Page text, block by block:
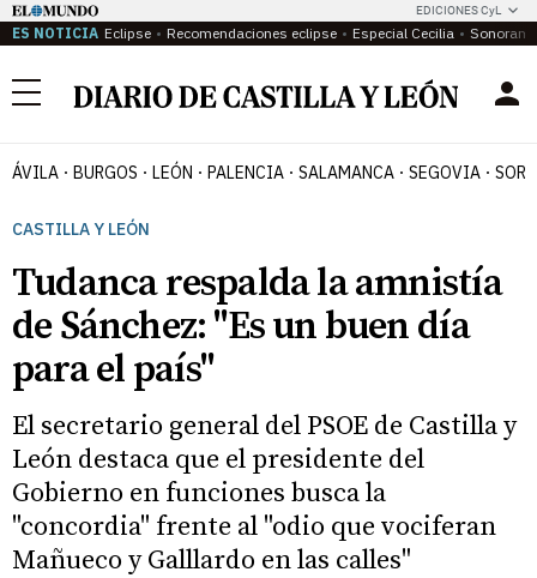
EDICIONES CyL
ES NOTICIA Eclipse Recomendaciones eclipse Especial Cecilia
Menú
ÁVILA BURGOS LEÓN PALENCIA SALAMANCA SEGOVIA
CASTILLA Y LEÓN
Tudanca respalda la amnistía
de Sánchez: "Es un buen día
para el país"
El secretario general del PSOE de Castilla y
León destaca que el presidente del
Gobierno en funciones busca la
"concordia" frente al "odio que vociferan
Mañueco y Galllardo en las calles"